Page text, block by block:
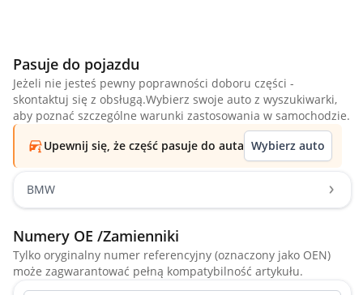
Pasuje do pojazdu
Jeżeli nie jesteś pewny poprawności doboru części -
skontaktuj się z obsługą.Wybierz swoje auto z wyszukiwarki,
aby poznać szczególne warunki zastosowania w samochodzie.
Upewnij się, że część pasuje do auta Wybierz auto
BMW
Numery OE /Zamienniki
Tylko oryginalny numer referencyjny (oznaczony jako OEN)
może zagwarantować pełną kompatybilność artykułu.